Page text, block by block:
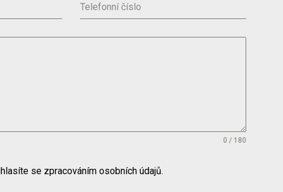
Telefonní číslo
0 / 180
se zpracováním osobních údajů.